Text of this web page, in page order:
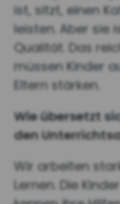
ist, sitzt, einen
leisten. Aber sie
Qualität. Das
müssen Kinder
Eltern stärken.
Wie übersetzt
den
Wir arbeiten
Lernen. Die